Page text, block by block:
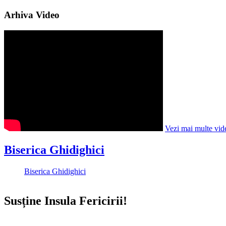
Arhiva Video
Vezi mai multe
Biserica Ghidighici
Biserica Ghidighici
Susține Insula Fericirii!